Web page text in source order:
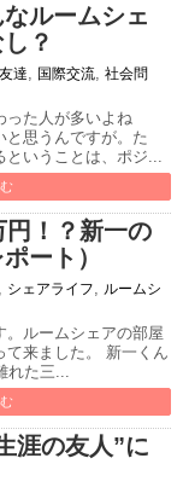
ルームシェ
？
友達 国際交流, 社会問
った人が多いよね
と思うんですが。た
いうことは、ポジ...
！？新一の
ート）
シェアライフ
ルームシ
。ルームシェアの部屋
て来ました。 新一くん
た三...
涯の友人”に